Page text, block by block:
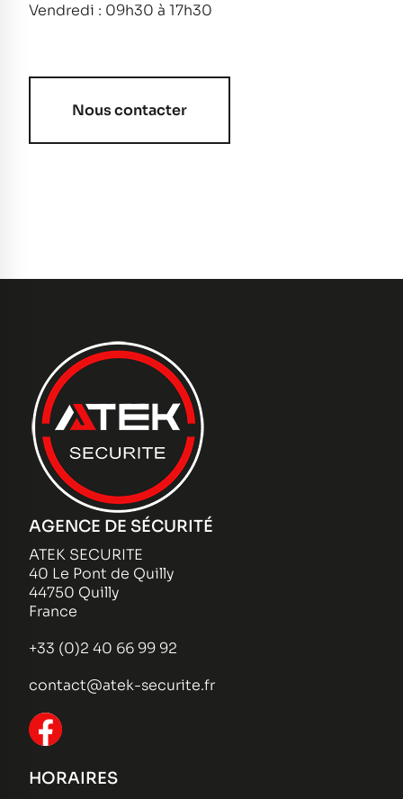
Vendredi : 09h30 à 17h30
Nous contacter
AGENCE DE SÉCURITÉ
ATEK SECURITE
40 Le Pont de Quilly
44750 Quilly
France
+33 (0)2 40 66 99 92
contact@atek-securite.fr
HORAIRES